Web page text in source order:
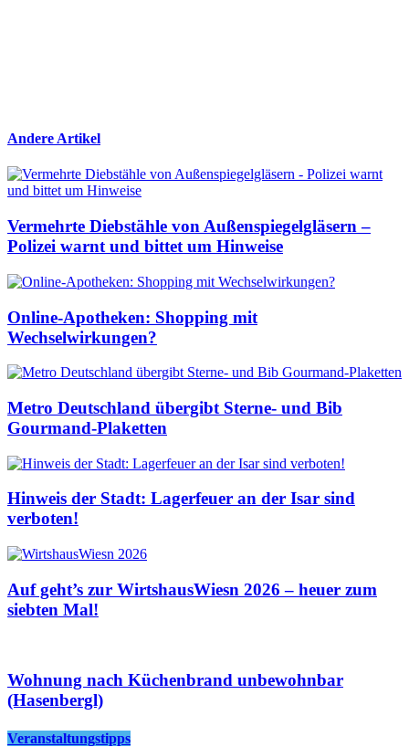
Andere Artikel
Vermehrte Diebstähle von Außenspiegelgläsern –
Polizei warnt und bittet um Hinweise
Online-Apotheken: Shopping mit
Wechselwirkungen?
Metro Deutschland übergibt Sterne- und Bib
Gourmand-Plaketten
Hinweis der Stadt: Lagerfeuer an der Isar sind
verboten!
Auf geht’s zur WirtshausWiesn 2026 – heuer zum
siebten Mal!
Wohnung nach Küchenbrand unbewohnbar
(Hasenbergl)
Veranstaltungstipps